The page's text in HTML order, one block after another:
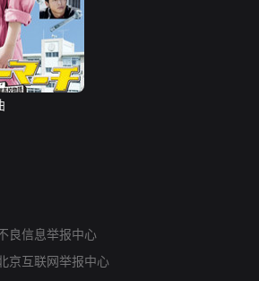
良信息举报中心
京互联网举报中心
法推荐专项举报